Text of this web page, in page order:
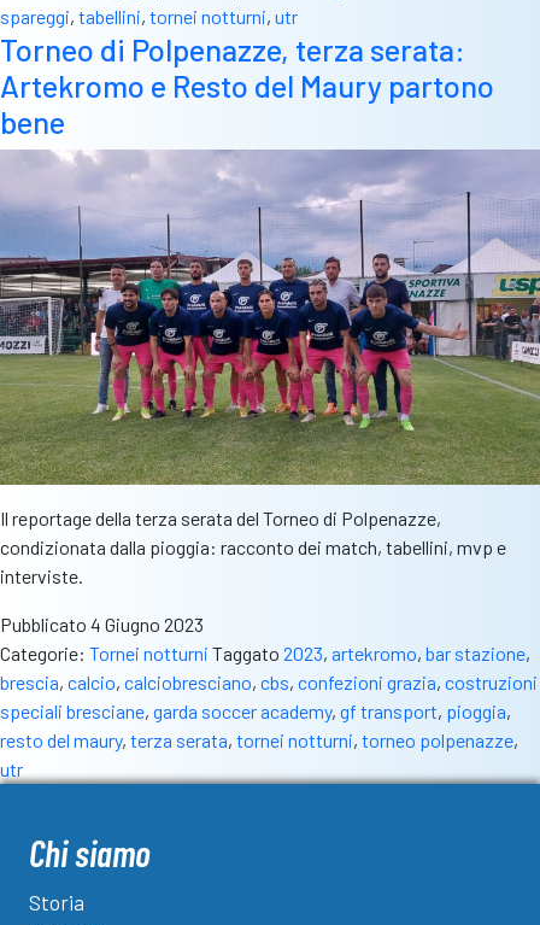
spareggi, tabellini, tornei notturni, utr
Torneo di Polpenazze, terza serata:
Artekromo e Resto del Maury partono
bene
Il reportage della terza serata del Torneo di Polpenazze,
condizionata dalla pioggia: racconto dei match, tabellini, mvp e
interviste.
Pubblicato 4 Giugno 2023
Categorie: Tornei notturni Taggato 2023, artekromo, bar stazione,
brescia, calcio, calciobresciano, cbs, confezioni grazia, costruzioni
speciali bresciane, garda soccer academy, gf transport, pioggia,
resto del maury, terza serata, tornei notturni, torneo polpenazze,
utr
Chi siamo
Storia